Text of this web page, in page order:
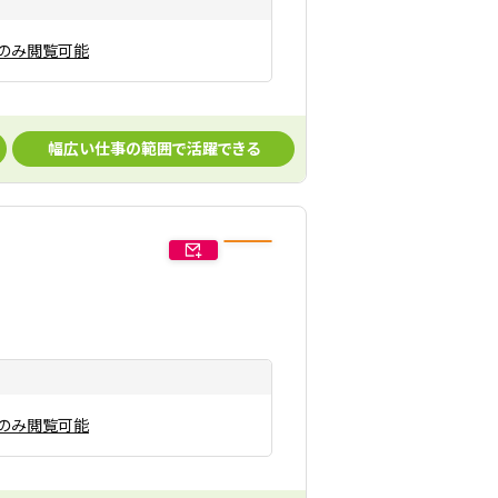
み閲覧可能
幅広い仕事の範囲で活躍できる
み閲覧可能